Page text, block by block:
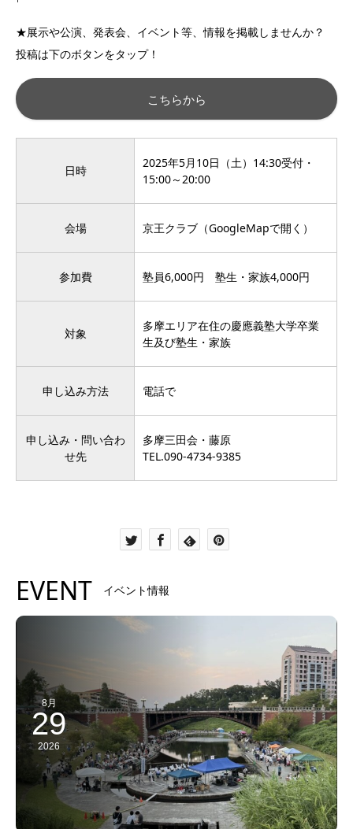
★展示や公演、発表会、イベント等、情報を掲載しませんか？
投稿は下のボタンをタップ！
こちらから
日時
2025年5月10日（土）14:30受付・
15:00～20:00
会場 京王クラブ（GoogleMapで開く ）
参加費 塾員6,000円 塾生・家族4,000円
対象
多摩エリア在住の慶應義塾大学卒業
生及び塾生・家族
申し込み方法 電話で
申し込み・問い合わ
せ先
多摩三田会・藤原
TEL.090-4734-9385
EVENT イベント情報
8月
29
2026